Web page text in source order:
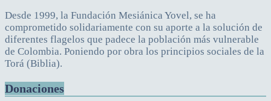
Desde 1999, la Fundación Mesiánica Yovel, se ha
comprometido solidariamente con su aporte a la solución de
diferentes flagelos que padece la población más vulnerable
de Colombia. Poniendo por obra los principios sociales de la
Torá (Biblia).
Donaciones